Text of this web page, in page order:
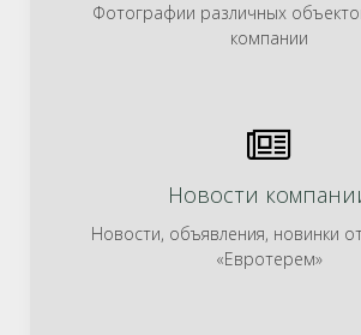
Фотографии различных
компании
Новости
Новости, объявления, новинки
«Евротерем»